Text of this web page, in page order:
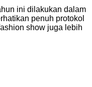
ini dilakukan dalam
penuh protokol
show juga lebih